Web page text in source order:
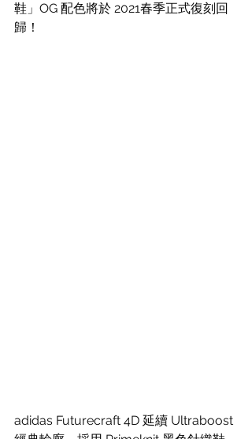
鞋」 OG 配色將於 2021春季正式復刻回
歸！
adidas Futurecraft 4D 延續 Ultraboost